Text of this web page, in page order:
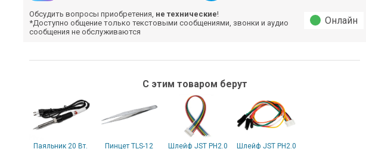
Обсудить вопросы приобретения, не технические!
*Доступно общение только текстовыми сообщениями, звонки и аудио
сообщения не обслуживаются
Онлайн
С этим товаром берут
Паяльник 20 Вт.
Пинцет TLS-12
Шлейф JST PH2.0
Шлейф JST PH2.0